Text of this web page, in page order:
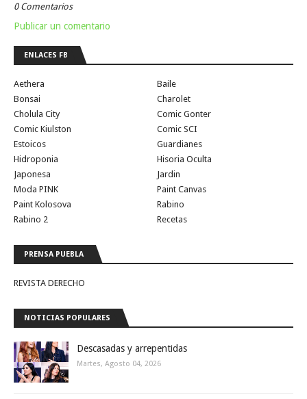
0 Comentarios
Publicar un comentario
ENLACES FB
Aethera
Baile
Bonsai
Charolet
Cholula City
Comic Gonter
Comic Kiulston
Comic SCI
Estoicos
Guardianes
Hidroponia
Hisoria Oculta
Japonesa
Jardin
Moda PINK
Paint Canvas
Paint Kolosova
Rabino
Rabino 2
Recetas
PRENSA PUEBLA
REVISTA DERECHO
NOTICIAS POPULARES
Descasadas y arrepentidas
Martes, Agosto 04, 2026